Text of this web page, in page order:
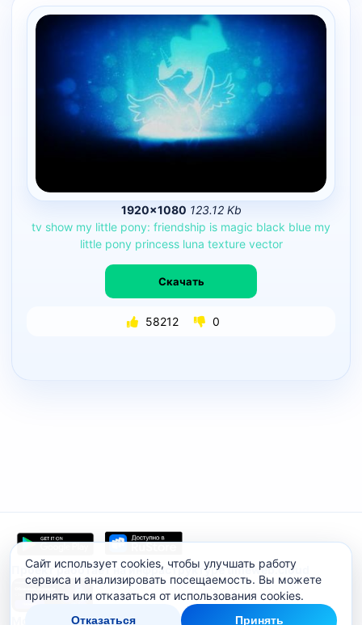
1920×1080 123.12 Kb
tv show my little pony: friendship is magic black blue my
little pony princess luna texture vector
Скачать
58212 0
Проект работает на инфраструктуре timeweb.cloud
Мобильное приложение
Сайт использует cookies, чтобы улучшать работу
сервиса и анализировать посещаемость. Вы можете
принять или отказаться от использования cookies.
Отказаться Принять